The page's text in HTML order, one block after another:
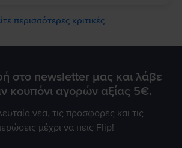
περισσότερες κριτικές
στο newsletter μας και λάβε
κουπόνι αγορών αξίας 5€.
νέα, τις προσφορές και τις
μέχρι να πεις Flip!